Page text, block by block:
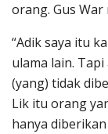
orang. Gus
“Adik saya itu
ulama lain. Tapi
(yang) tidak
Lik itu orang
hanya